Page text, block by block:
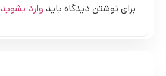
برای نوشتن دیدگاه باید وارد بشوید